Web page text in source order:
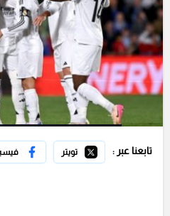
تابعنا عبر : تويتر